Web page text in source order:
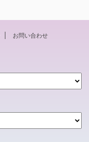
お問い合わせ